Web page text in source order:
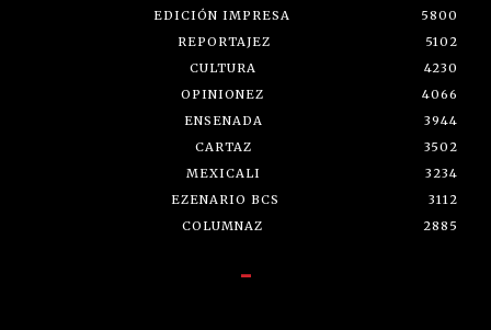
EDICIÓN IMPRESA
5800
REPORTAJEZ
5102
CULTURA
4230
OPINIONEZ
4066
ENSENADA
3944
CARTAZ
3502
MEXICALI
3234
EZENARIO BCS
3112
COLUMNAZ
2885
-